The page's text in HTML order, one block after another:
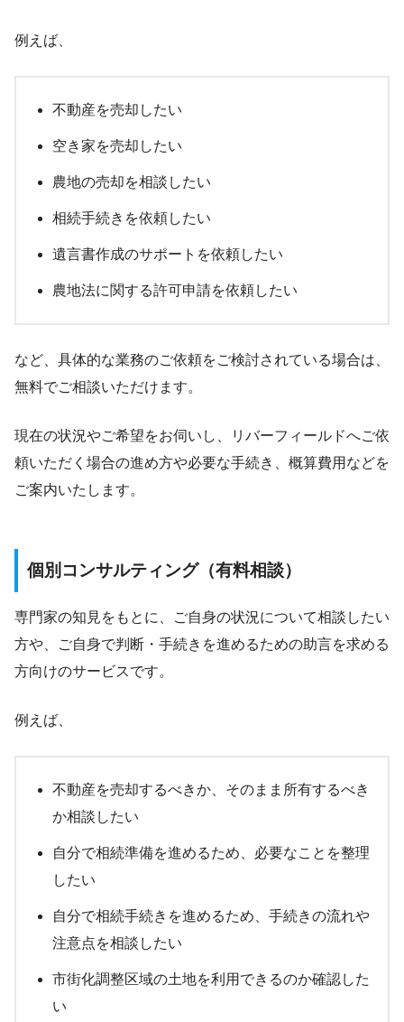
例えば、
不動産を売却したい
空き家を売却したい
農地の売却を相談したい
相続手続きを依頼したい
遺言書作成のサポートを依頼したい
農地法に関する許可申請を依頼したい
など、具体的な業務のご依頼をご検討されている場合は、
無料でご相談いただけます。
現在の状況やご希望をお伺いし、リバーフィールドへご依
頼いただく場合の進め方や必要な手続き、概算費用などを
ご案内いたします。
個別コンサルティング（有料相談）
専門家の知見をもとに、ご自身の状況について相談したい
方や、ご自身で判断・手続きを進めるための助言を求める
方向けのサービスです。
例えば、
不動産を売却するべきか、そのまま所有するべき
か相談したい
自分で相続準備を進めるため、必要なことを整理
したい
自分で相続手続きを進めるため、手続きの流れや
注意点を相談したい
市街化調整区域の土地を利用できるのか確認した
い